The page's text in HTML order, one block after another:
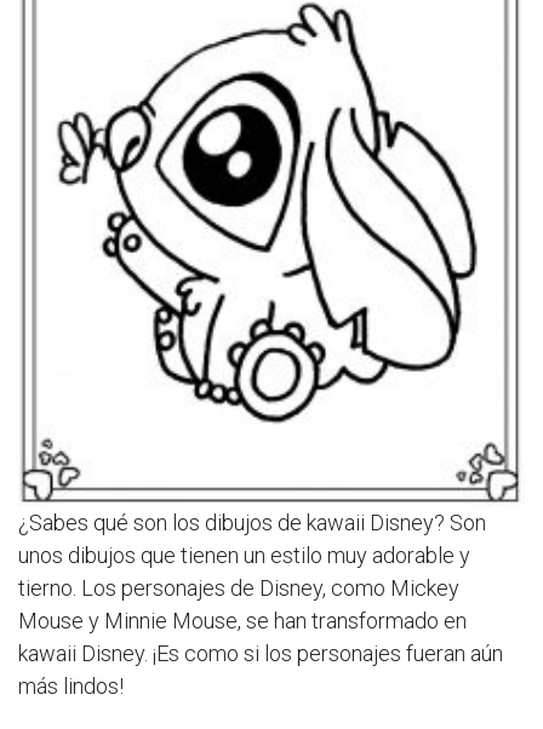
¿Sabes qué son los dibujos de kawaii Disney? Son
unos dibujos que tienen un estilo muy adorable y
tierno. Los personajes de Disney, como Mickey
Mouse y Minnie Mouse, se han transformado en
kawaii Disney. ¡Es como si los personajes fueran aún
más lindos!